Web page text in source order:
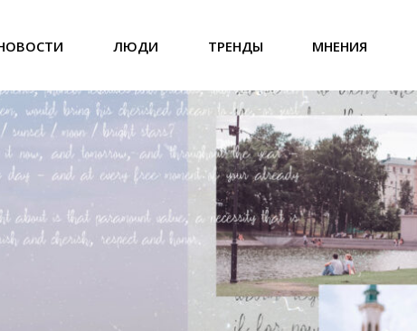
ЛЮДИ ТРЕНДЫ МНЕНИЯ